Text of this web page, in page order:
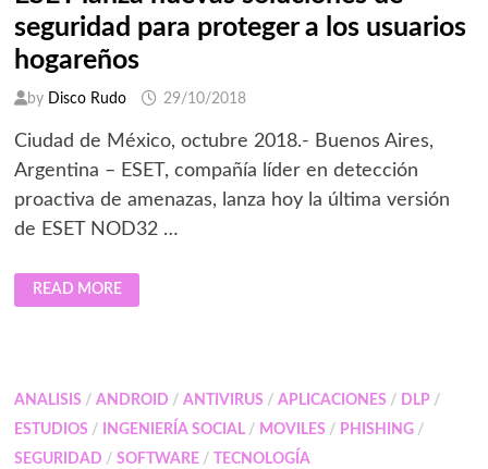
seguridad para proteger a los usuarios
hogareños
by Disco Rudo 29/10/2018
Ciudad de México, octubre 2018.- Buenos Aires,
Argentina – ESET, compañía líder en detección
proactiva de amenazas, lanza hoy la última versión
de ESET NOD32 …
ESET
LANZA
NUEVAS
A
USUARIOS
HOGAREÑOS
READ MORE
ANALISIS / ANDROID / ANTIVIRUS / APLICACIONES / DLP/
ESTUDIOS / INGENIERÍA SOCIAL/ MOVILES / PHISHING/
SEGURIDAD / SOFTWARE/ TECNOLOGÍA